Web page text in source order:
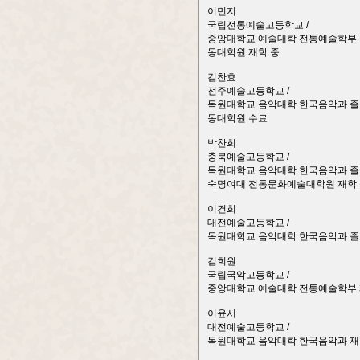
이민지
국립전통예술고등학교 /
중앙대학교 예술대학 전통예술학부
동대학원 재학 중
김찬효
전주예술고등학교 /
목원대학교 음악대학 한국음악과
동대학원 수료
박찬희
충북예술고등학교 /
목원대학교 음악대학 한국음악과
숙명여대 전통문화예술대학원 재학
이건희
대전예술고등학교 /
목원대학교 음악대학 한국음악과 졸
김희원
국립국악고등학교 /
중앙대학교 예술대학 전통예술학부
이윤서
대전예술고등학교 /
목원대학교 음악대학 한국음악과